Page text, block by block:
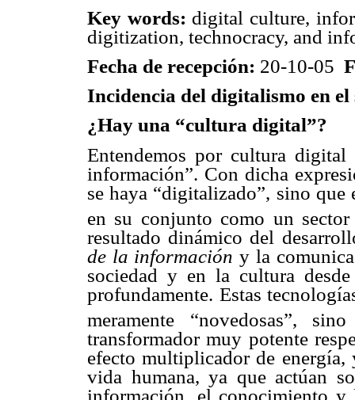
Key words: digital culture,
digitization, technocracy, and
Fecha de recepción: 20-10-05
Incidencia del digitalismo en
¿Hay una “cultura digital”?
Entendemos por cultura
información”. Con dicha
se haya “digitalizado”, sino
en su conjunto como un sector
resultado dinámico del
de la información y la
sociedad y en la cultura
profundamente. Estas
meramente “novedosas”,
transformador muy potente
efecto multiplicador de
vida humana, ya que actúan
información, el conocimiento